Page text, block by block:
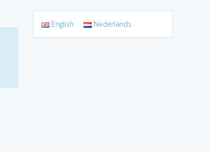
English Nederlands